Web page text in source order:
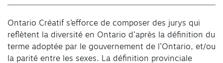
Ontario Créatif s’efforce de composer des jurys qui
reflètent la diversité en Ontario d’après la définition du
terme adoptée par le gouvernement de l’Ontario, et/ou
la parité entre les sexes. La définition provinciale